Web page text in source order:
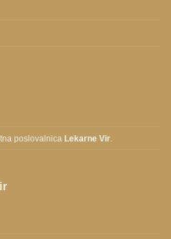
poslovalnica Lekarne Vir